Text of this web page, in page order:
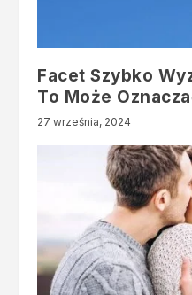
Facet Szybko
To Może
27 września, 2024